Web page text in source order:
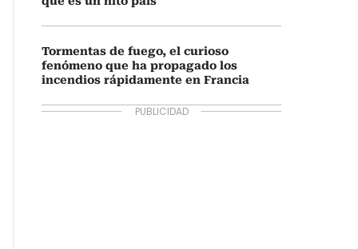
Tormentas de fuego, el curioso
fenómeno que ha propagado los
incendios rápidamente en Francia